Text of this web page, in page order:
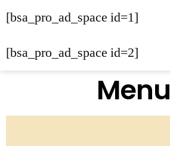
[bsa_pro_ad_space id=1]
[bsa_pro_ad_space id=2]
Menu